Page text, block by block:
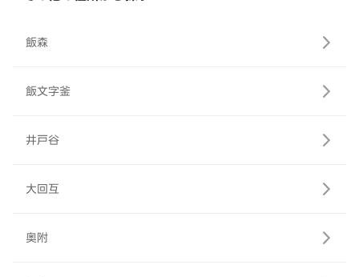
飯森
飯文字釜
井戸谷
大回互
奥附